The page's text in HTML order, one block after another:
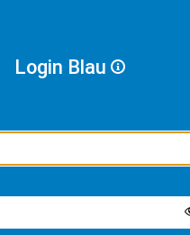
Login Blau